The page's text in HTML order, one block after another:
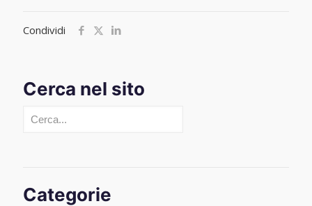
Condividi
Cerca nel sito
Cerca
Categorie